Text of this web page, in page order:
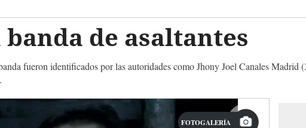
de asaltantes
fueron identificados por las autoridades como Jhony Joel Canales
FOTOGALERÍA